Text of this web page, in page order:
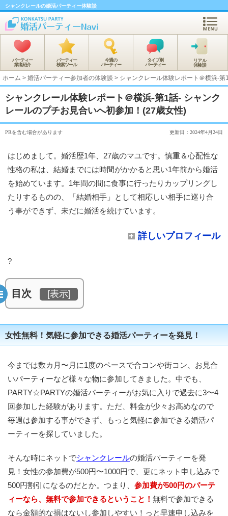
シャンクレールの婚活パーティー体験談
パーティー
業者紹介
パーティー
検索ツール
今週の
パーティー
タイプ別
パーティー
リアル
体験談
ホーム > 婚活パーティー参加者の体験談 > シャンクレール体験レポート＠横浜-
シャンクレール体験レポート＠横浜-第1話- シャンク
レールのプチお見合いへ初参加！(27歳女性)
PRを含む場合があります 更新日：2024年4月24日
はじめまして。婚活歴1年、27歳のマユです。慎重＆心配性な
性格の私は、結婚までには時間がかかると思い1年前から婚活
を始めています。1年間の間に食事に行ったりカップリングし
たりするものの、「結婚相手」として相応しい相手に巡り合
う事ができず、未だに婚活を続けています。
詳しいプロフィール
?
目次 [表示]
女性無料！気軽に参加できる婚活パーティーを発見！
今までは数カ月〜月に1度のペースで合コンや街コン、お見合
いパーティーなど様々な物に参加してきました。中でも、
PARTY☆PARTYの婚活パーティーがお気に入りで過去に3〜4
回参加した経験があります。ただ、料金が少々お高めなので
毎週は参加する事ができず、もっと気軽に参加できる婚活パ
ーティーを探していました。
そんな時にネットでシャンクレールの婚活パーティーを発
見！女性の参加費が500円〜1000円で、更にネット申し込みで
500円割引になるのだとか。つまり、 参加費が500円のパーテ
ィーなら、無料で参加できるということ！ 無料で参加できる
なら金額的な損はないし参加しやすい！っと早速申し込みを